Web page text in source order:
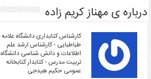
درباره ی مهناز کریم زاده
کارشناس کتابداری دانشگاه علامه
طباطبایی - کارشناس ارشد علم
اطلاعات و دانش شناسی دانشگاه
تربیت مدرس - کتابدار کتابخانه
عمومی حکیم هیدجی